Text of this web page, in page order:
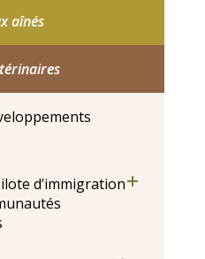
aînés
d’immigration